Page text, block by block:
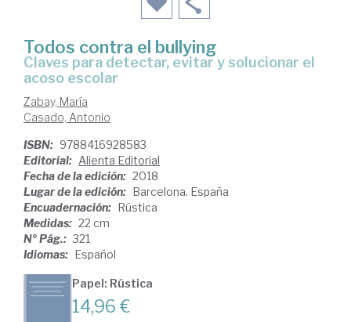
Todos contra el bullying
claves para detectar, evitar y solucionar el
acoso escolar
Zabay, María
Casado, Antonio
ISBN: 9788416928583
Editorial: Alienta Editorial
Fecha de la edición: 2018
Lugar de la edición: Barcelona. España
Encuadernación: Rústica
Medidas: 22 cm
Nº Pág.: 321
Idiomas: Español
Papel: Rústica
14,96 €